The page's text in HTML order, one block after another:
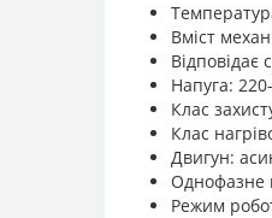
Вміст
Напуга:
Клас
Клас
Двигун:
Однофазне
Режим